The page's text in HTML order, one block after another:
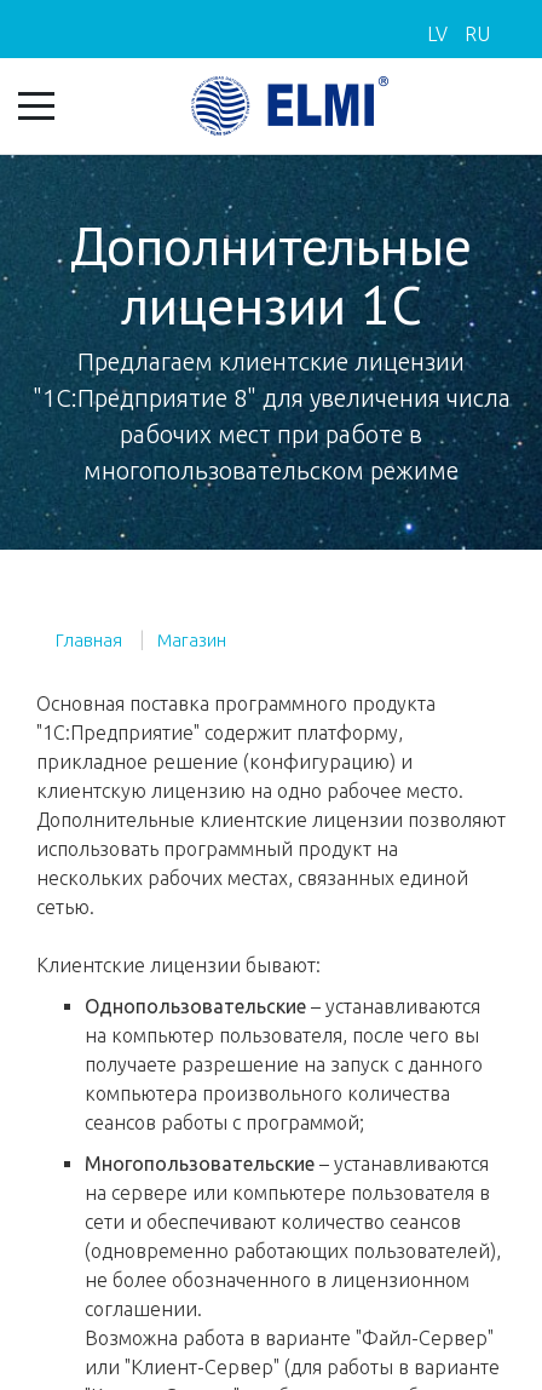
LV RU
Дополнительные
лицензии 1С
Предлагаем клиентские лицензии
"1С:Предприятие 8" для увеличения числа
рабочих мест при работе в
многопользовательском режиме
Главная Магазин
Основная поставка программного продукта
"1С:Предприятие" содержит платформу,
прикладное решение (конфигурацию) и
клиентскую лицензию на одно рабочее место.
Дополнительные клиентские лицензии позволяют
использовать программный продукт на
нескольких рабочих местах, связанных единой
сетью.
Клиентские лицензии бывают:
Однопользовательские – устанавливаются
на компьютер пользователя, после чего вы
получаете разрешение на запуск с данного
компьютера произвольного количества
сеансов работы с программой;
Многопользовательские – устанавливаются
на сервере или компьютере пользователя в
сети и обеспечивают количество сеансов
(одновременно работающих пользователей),
не более обозначенного в лицензионном
соглашении.
Возможна работа в варианте "Файл-Сервер"
или "Клиент-Сервер" (для работы в варианте